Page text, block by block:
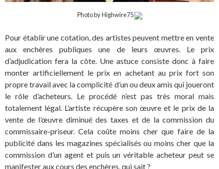
Photo byHighwire75
Pour établir une cotation, des artistes peuvent mettre en vente
aux enchères publiques une de leurs œuvres. Le prix
d’adjudication fera la côte. Une astuce consiste donc à faire
monter artificiellement le prix en achetant au prix fort son
propre travail avec la complicité d’un ou deux amis qui joueront
le rôle d’acheteurs. Le procédé n’est pas très moral mais
totalement légal. L’artiste récupère son œuvre et le prix de la
vente de l’œuvre diminué des taxes et de la commission du
commissaire-priseur. Cela coûte moins cher que faire de la
publicité dans les magazines spécialisés ou moins cher que la
commission d’un agent et puis un véritable acheteur peut se
manifester aux cours des enchères, qui sait ?